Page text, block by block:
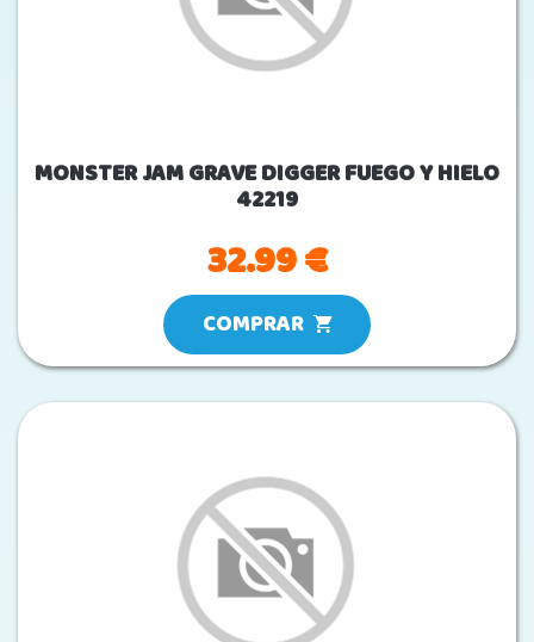
MONSTER JAM GRAVE DIGGER FUEGO Y HIELO
42219
32.99 €
COMPRAR